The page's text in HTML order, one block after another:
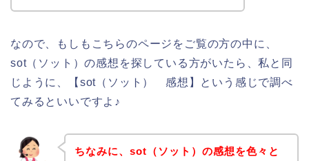
なので、もしもこちらのページをご覧の方の中に、
sot（ソット）の感想を探している方がいたら、私と同
じように、【sot（ソット） 感想】という感じで調べ
てみるといいですよ♪
ちなみに、sot（ソット）の感想を色々と